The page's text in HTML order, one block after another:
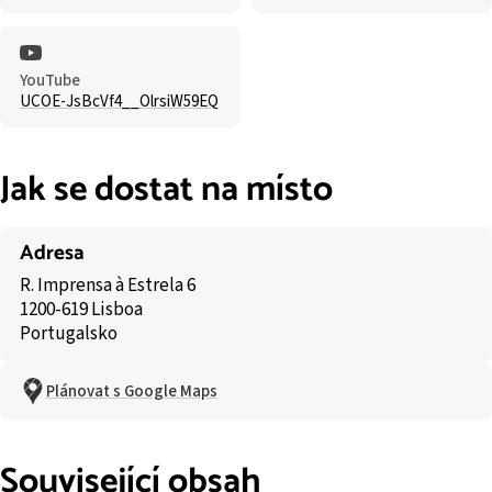
YouTube
UCOE-JsBcVf4__OlrsiW59EQ
Jak se dostat na místo
Adresa
R. Imprensa à Estrela 6
1200-619 Lisboa
Portugalsko
Plánovat s Google Maps